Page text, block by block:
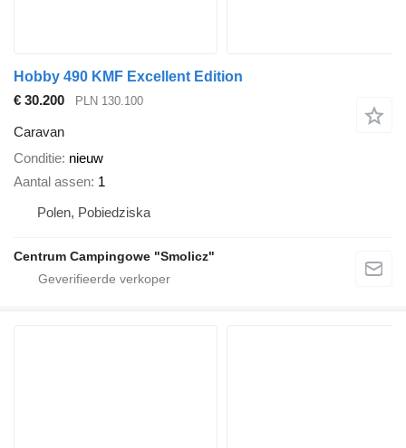
Hobby 490 KMF Excellent Edition
€ 30.200
PLN 130.100
Caravan
Conditie nieuw
Aantal assen 1
Polen, Pobiedziska
Centrum Campingowe "Smolicz"